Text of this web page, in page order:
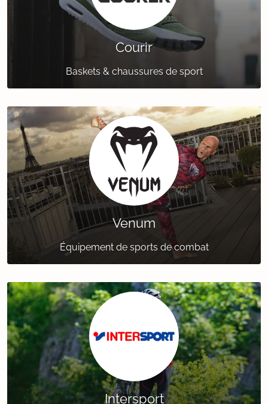
Courir
Baskets & chaussures de sport
Venum
Équipement de sports de combat
Intersport